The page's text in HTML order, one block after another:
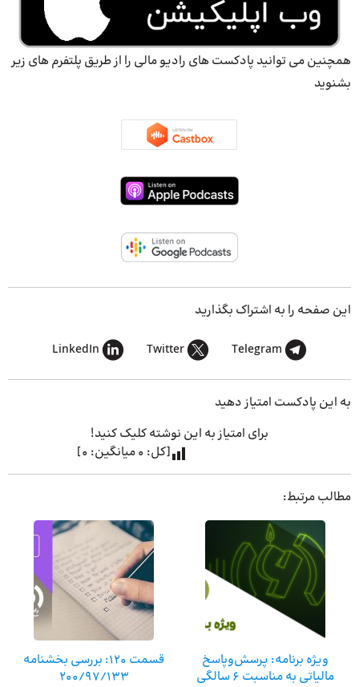
همچنین می توانید پادکست های رادیو مالی را از طریق پلتفرم های زیر
بشنوید
این صفحه را به اشتراک بگذارید
Telegram
Twitter
LinkedIn
به این پادکست امتیاز دهید
برای امتیاز به این نوشته کلیک کنید!
[کل: 0میانگین: 0
]
مطالب مرتبط:
ویژه برنامه: پرسش‌وپاسخ
مالیاتی به مناسبت 6 سالگی
قسمت 120: بررسی بخشنامه
200/97/133